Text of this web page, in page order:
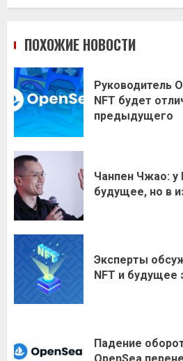
ПОХОЖИЕ НОВОСТИ
Руководитель
NFT будет
предыдущего
Чанпен Чжао: у
будущее, но в
Эксперты
NFT и будущее
Падение
OpenSea